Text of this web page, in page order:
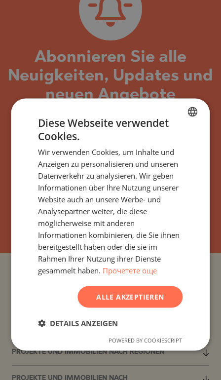
Abonnieren Sie alle
Neuigkeiten, Updates und
neuen Angebote
Gebäudes/Komplexes
J’Adore Secret Garden
Sunny Beach, Bulgarien
ABONNIEREN
PROJEKTE UND IMMOBILIEN NACH LÄNDERN
PROJEKTE UND IMMOBILIEN NACH SIEDLUNG
PROJEKTE UND IMMOBILIEN NACH IMMOBILIENTYP
PROJEKTE UND IMMOBILIEN NACH REGIONEN
PROJEKTE UND IMMOBILIEN NACH
ENGLISH
GERMAN
FRENCH
ROMANIAN
Diese Webseite verwendet
Cookies.
Wir verwenden Cookies, um Inhalte und
Anzeigen zu personalisieren und unseren
Datenverkehr zu analysieren. Wir geben
Informationen über Ihre Nutzung unserer
Website auch an unsere Werbe- und
Analysepartner weiter, die diese
möglicherweise mit anderen
Informationen kombinieren, die Sie ihnen
bereitgestellt haben oder die sie im
Rahmen Ihrer Nutzung ihrer Dienste
gesammelt haben. Прочетете още
ALLE AKZEPTIEREN
DETAILS ANZEIGEN
POWERED BY COOKIESCRIPT